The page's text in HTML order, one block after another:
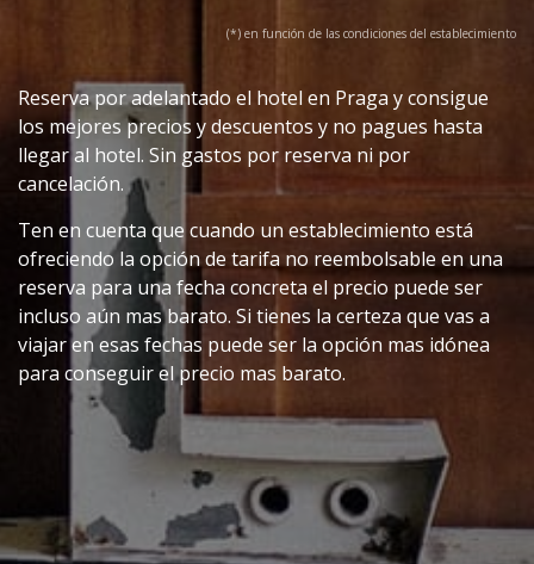
(*) en función de las condiciones del establecimiento
Reserva por adelantado el hotel en Praga y consigue
los mejores precios y descuentos y no pagues hasta
llegar al hotel. Sin gastos por reserva ni por
cancelación.
Ten en cuenta que cuando un establecimiento está
ofreciendo la opción de tarifa no reembolsable en una
reserva para una fecha concreta el precio puede ser
incluso aún mas barato. Si tienes la certeza que vas a
viajar en esas fechas puede ser la opción mas idónea
para conseguir el precio mas barato.